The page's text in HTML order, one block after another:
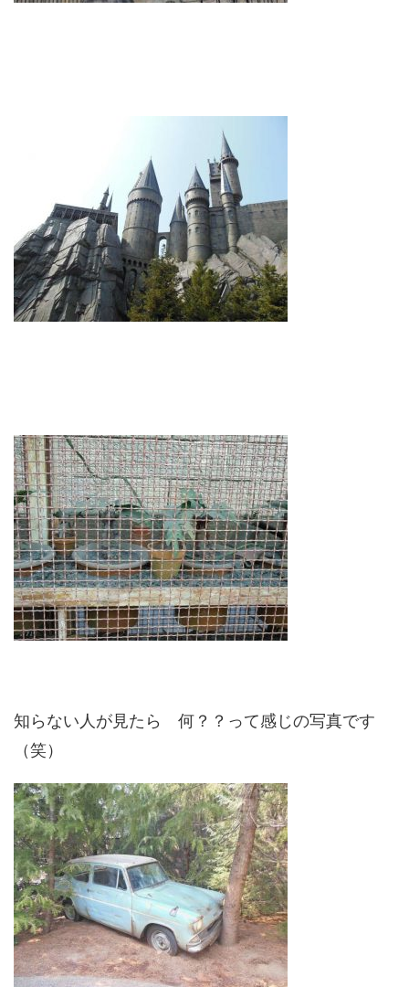
知らない人が見たら 何？？って感じの写真です
（笑）